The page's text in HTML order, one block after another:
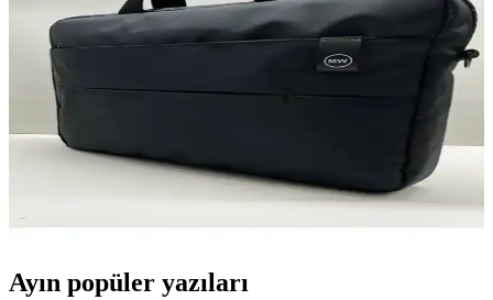
PLM Canyoncase Notebook Çantası 13-14, şık görünüm ve
fonksiyonellik sunar. Dayanıklı polyester malzeme, uygun boyut ve
pratik detaylarla günlük ve iş kullanımı için ideal bir seçenektir.
Moda West Unisex Siyah 15.6 İnç Laptop Çantası
Geniş İç Hacim ve Şık Tasarım
Moda West'in siyah unisex 15.6 inç laptop çantası, geniş iç hacmi,
dayanıklı polyester malzemesi ve şık tasarımıyla günlük ve iş
kullanımı için ideal, güvenli ve pratik bir seçenektir.
Ayın popüler yazıları